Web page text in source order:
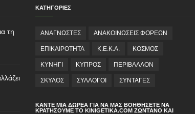
τη
ΚΑΤΗΓΟΡΙΕΣ
ΑΝΑΓΝΩΣΤΕΣ ΑΝΑΚΟΙΝΩΣΕΙΣ ΦΟΡΕΩΝ
ΕΠΙΚΑΙΡΟΤΗΤΑ Κ.Ε.Κ.Α. ΚΟΣΜΟΣ
ΚΥΝΗΓΙ ΚΥΠΡΟΣ ΠΕΡΙΒΑΛΛΟΝ
ΣΚΥΛΟΣ ΣΥΛΛΟΓΟΙ ΣΥΝΤΑΓΕΣ
ΚΆΝΤΕ ΜΙΑ ΔΩΡΕΆ ΓΙΑ ΝΑ ΜΑΣ ΒΟΗΘΉΣΕΤΕ ΝΑ
ΚΡΑΤΉΣΟΥΜΕ ΤΟ KINIGETIKA.COM ΖΩΝΤΑΝΌ ΚΑΙ